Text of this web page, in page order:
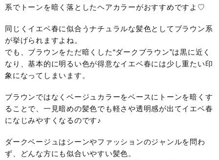
系でトーンを暗く落としたヘアカラーがおすすめですよ♡
同じくイエベ春に似合うナチュラルな髪色としてブラウン系
が挙げられますよね。
でも、ブラウンをただ暗くした“ダークブラウン”は黒に近く
なり、基本的に明るい色が得意なイエベ春には少し重たい印
象になってしまいます。
ブラウンではなくベージュカラーをベースにトーンを暗くす
ることで、一見暗めの髪色でも軽さや透明感が出てイエベ春
になじみやすくなるのです♪
ダークベージュはシーンやファッションのジャンルを問わ
ず、どんな方にも似合いやすい髪色。